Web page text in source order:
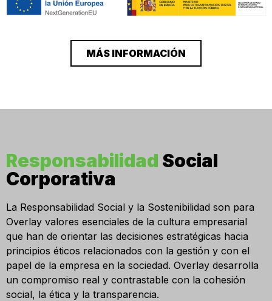
MÁS INFORMACIÓN
Responsabilidad Social
Corporativa
La Responsabilidad Social y la Sostenibilidad son para
Overlay valores esenciales de la cultura empresarial
que han de orientar las decisiones estratégicas hacia
principios éticos relacionados con la gestión y con el
papel de la empresa en la sociedad. Overlay desarrolla
un compromiso real y contrastable con la cohesión
social, la ética y la transparencia.